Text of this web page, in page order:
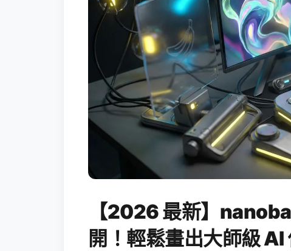
【2026 最新】
開！輕鬆畫出大師級 AI